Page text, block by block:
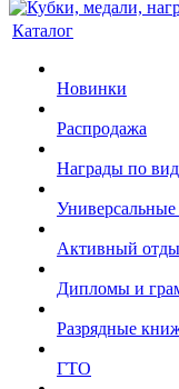
Каталог
Новинки
Распродажа
Награды по
Активный
Дипломы и
Разрядные
ГТО